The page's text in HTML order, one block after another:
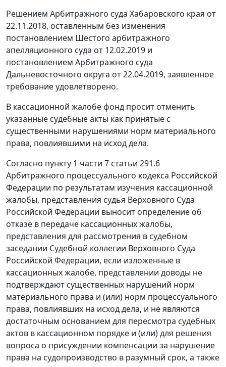
Решением Арбитражного суда Хабаровского края от
22.11.2018, оставленным без изменения
постановлением Шестого арбитражного
апелляционного суда от 12.02.2019 и
постановлением Арбитражного суда
Дальневосточного округа от 22.04.2019, заявленное
требование удовлетворено.
В кассационной жалобе фонд просит отменить
указанные судебные акты как принятые с
существенными нарушениями норм материального
права, повлиявшими на исход дела.
Согласно пункту 1 части 7 статьи 291.6
Арбитражного процессуального кодекса Российской
Федерации по результатам изучения кассационной
жалобы, представления судья Верховного Суда
Российской Федерации выносит определение об
отказе в передаче кассационных жалобы,
представления для рассмотрения в судебном
заседании Судебной коллегии Верховного Суда
Российской Федерации, если изложенные в
кассационных жалобе, представлении доводы не
подтверждают существенных нарушений норм
материального права и (или) норм процессуального
права, повлиявших на исход дела, и не являются
достаточным основанием для пересмотра судебных
актов в кассационном порядке и (или) для решения
вопроса о присуждении компенсации за нарушение
права на судопроизводство в разумный срок, а также